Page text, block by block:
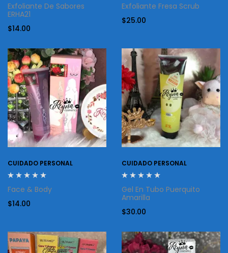
Exfoliante De Sabores
ERHA21
$14.00
Exfoliante Fresa Scrub
$25.00
CUIDADO PERSONAL
Face & Body
$14.00
CUIDADO PERSONAL
Gel En Tubo Puerquito
Amarilla
$30.00